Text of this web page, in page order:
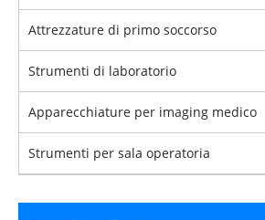
Attrezzature di primo soccorso
Strumenti di laboratorio
Apparecchiature per imaging medico
Strumenti per sala operatoria